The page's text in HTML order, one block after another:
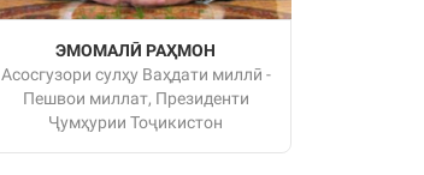
ЭМОМАЛӢ РАҲМОН
Асосгузори сулҳу Ваҳдати миллӣ -
Пешвои миллат, Президенти
Ҷумҳурии Тоҷикистон